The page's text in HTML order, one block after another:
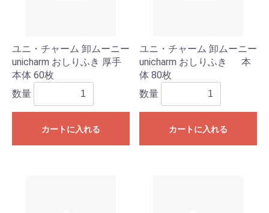
ユニ・チャーム 卸ムーニー
unicharm おしりふき 厚手
本体 60枚
数量
カートに入れる
ユニ・チャーム 卸ムーニー
unicharm おしりふき 本
体 80枚
数量
カートに入れる